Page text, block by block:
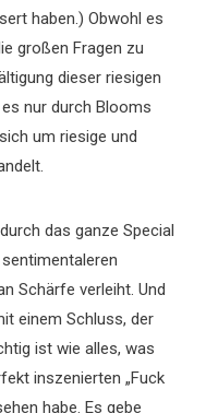
haben.) Obwohl es
großen Fragen zu
dieser riesigen
nur durch Blooms
um riesige und
das ganze Special
Schärfe verleiht. Und
einem Schluss, der
ist wie alles, was
inszenierten „Fuck
habe. Es gebe